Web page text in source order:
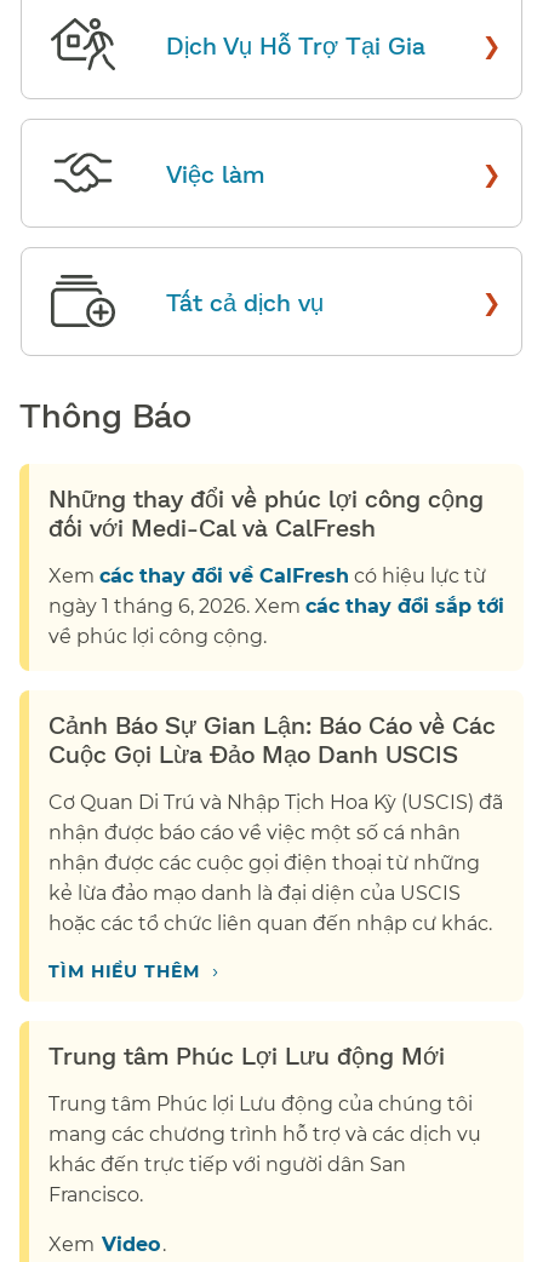
Dịch Vụ Hỗ Trợ Tại Gia ›
Việc làm ›
Tất cả dịch vụ ›
Thông Báo​​
Những thay đổi về phúc lợi công cộng
đối với Medi-Cal và CalFresh​​
Xem các thay đổi về CalFresh có hiệu lực từ
ngày 1 tháng 6, 2026. Xem các thay đổi sắp tới
về phúc lợi công cộng.​​
Cảnh Báo Sự Gian Lận: Báo Cáo về Các
Cuộc Gọi Lừa Đảo Mạo Danh USCIS​​
Cơ Quan Di Trú và Nhập Tịch Hoa Kỳ (USCIS) đã
nhận được báo cáo về việc một số cá nhân
nhận được các cuộc gọi điện thoại từ những
kẻ lừa đảo mạo danh là đại diện của USCIS
hoặc các tổ chức liên quan đến nhập cư khác.​​
TÌM HIỂU THÊM​​ ›
Trung tâm Phúc Lợi Lưu động Mới​​
Trung tâm Phúc lợi Lưu động của chúng tôi
mang các chương trình hỗ trợ và các dịch vụ
khác đến trực tiếp với người dân San
Francisco.​​
Xem​​ Video​​.